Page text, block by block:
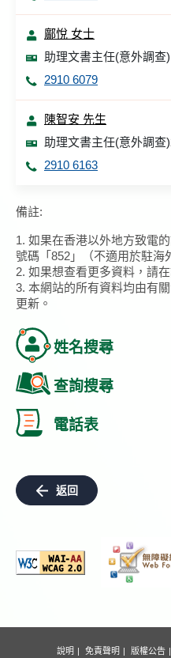
鄺悅 女士
助理文書主任(意外調查
2910 6079
陳智安 先生
助理文書主任(意外調查
2910 6163
備註:
1. 如果在香港以外地方致電
號碼「852」（不適用於駐海
2. 如果想查看更多資料，請
3. 本網站的所有資料均由有
更新。
姓名搜尋
查詢搜尋
電話表
返回
說明 免責聲明 版權公告